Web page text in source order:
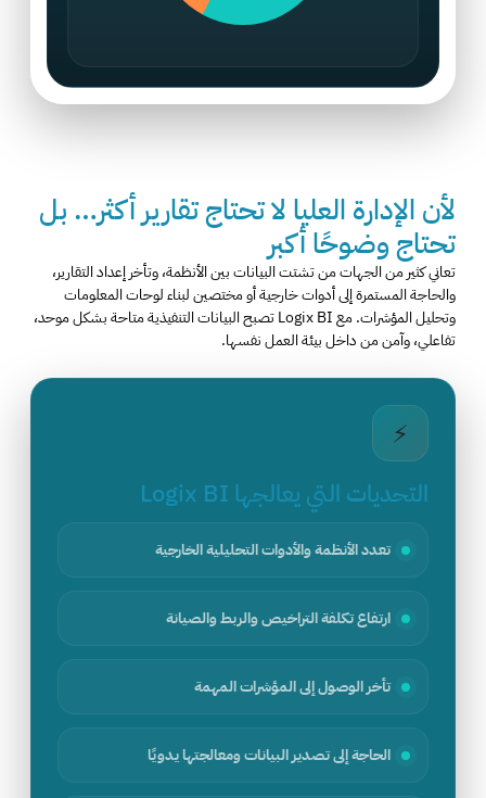
لأن الإدارة العليا لا تحتاج تقارير أكثر… بل
تحتاج وضوحًا أكبر
تعاني كثير من الجهات من تشتت البيانات بين الأنظمة، وتأخر إعداد التقارير،
والحاجة المستمرة إلى أدوات خارجية أو مختصين لبناء لوحات المعلومات
وتحليل المؤشرات. مع Logix BI تصبح البيانات التنفيذية متاحة بشكل موحد،
تفاعلي، وآمن من داخل بيئة العمل نفسها.
⚡
التحديات التي يعالجها Logix BI
تعدد الأنظمة والأدوات التحليلية الخارجية
ارتفاع تكلفة التراخيص والربط والصيانة
تأخر الوصول إلى المؤشرات المهمة
الحاجة إلى تصدير البيانات ومعالجتها يدويًا